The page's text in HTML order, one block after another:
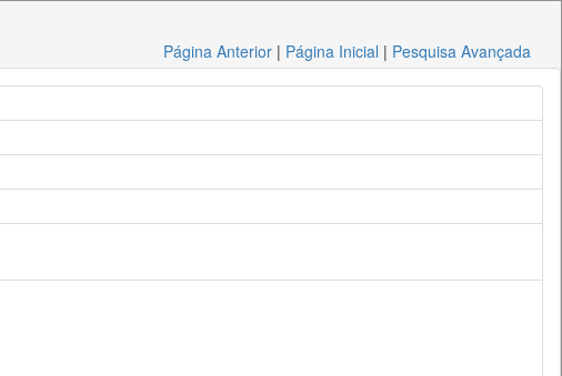
Página Anterior | Página Inicial | Pesquisa Avançada